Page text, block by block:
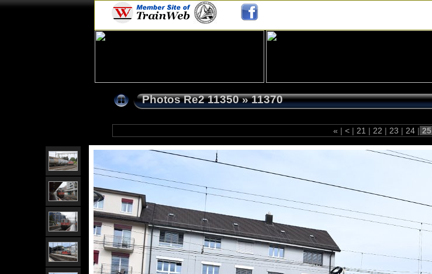
Photos Re2 11350»11370
« | < | 21 | 22 | 23 | 24 | 25